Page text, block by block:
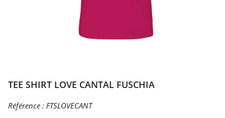
TEE SHIRT LOVE CANTAL FUSCHIA
Référence : FTSLOVECANT